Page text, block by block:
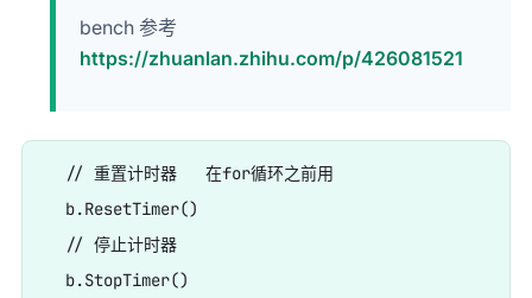
bench 参考
https://zhuanlan.zhihu.com/p/426081521
  // 重置计时器   在for循环之前用
  b.ResetTimer()
  // 停止计时器
  b.StopTimer()